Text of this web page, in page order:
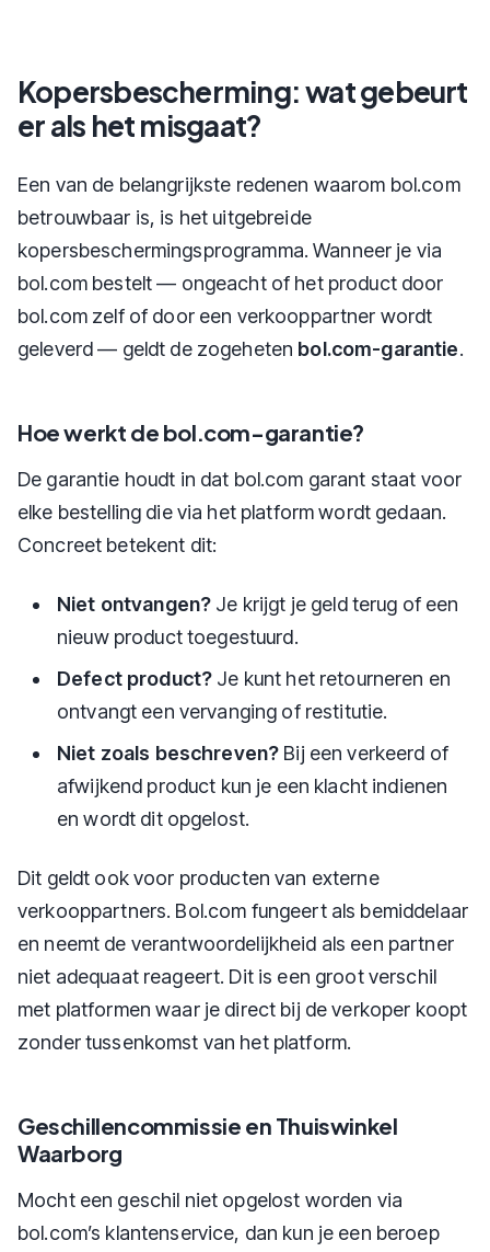
Kopersbescherming: wat gebeurt
er als het misgaat?
Een van de belangrijkste redenen waarom bol.com
betrouwbaar is, is het uitgebreide
kopersbeschermingsprogramma. Wanneer je via
bol.com bestelt — ongeacht of het product door
bol.com zelf of door een verkooppartner wordt
geleverd — geldt de zogeheten bol.com-garantie.
Hoe werkt de bol.com-garantie?
De garantie houdt in dat bol.com garant staat voor
elke bestelling die via het platform wordt gedaan.
Concreet betekent dit:
Niet ontvangen? Je krijgt je geld terug of een
nieuw product toegestuurd.
Defect product? Je kunt het retourneren en
ontvangt een vervanging of restitutie.
Niet zoals beschreven? Bij een verkeerd of
afwijkend product kun je een klacht indienen
en wordt dit opgelost.
Dit geldt ook voor producten van externe
verkooppartners. Bol.com fungeert als bemiddelaar
en neemt de verantwoordelijkheid als een partner
niet adequaat reageert. Dit is een groot verschil
met platformen waar je direct bij de verkoper koopt
zonder tussenkomst van het platform.
Geschillencommissie en Thuiswinkel
Waarborg
Mocht een geschil niet opgelost worden via
bol.com’s klantenservice, dan kun je een beroep